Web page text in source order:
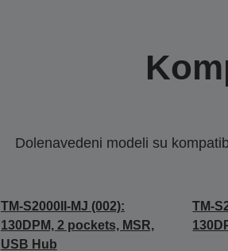
Dolenavedeni modeli su
TM-S2000II-MJ (002):
130DPM, 2 pockets, MSR,
USB Hub
TM-